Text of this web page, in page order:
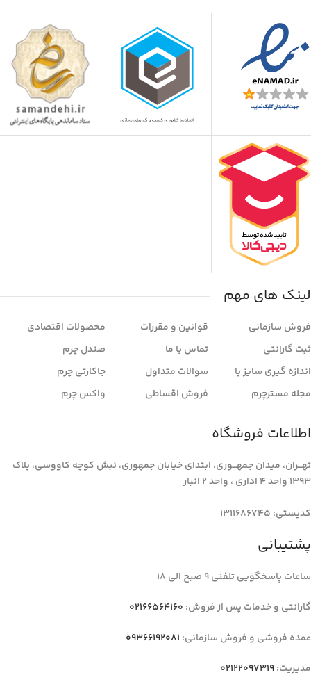
لینک های مهم
فروش سازمانی
ثبت گارانتی
اندازه گیری سایز پا
مجله مسترچرم
قوانین و مقررات
تماس با ما
سوالات متداول
فروش اقساطی
محصولات اقتصادی
صندل چرم
جاکارتی چرم
واکس چرم
اطلاعات فروشگاه
تهـــران، میدان جمهـــوری، ابتدای خیابان جمهوری، نبش کوچه کاووسی، پلاک
1393 واحد 4 اداری ، واحد 2 انبار
کدپستی: 1311686745
پشتیبانی
ساعات پاسخگویی تلفنی 9 صبح الی 18
گارانتی و خدمات پس از فروش: 02166564160
عمده فروشی و فروش سازمانی: 09366192081
مدیریت:02122097319